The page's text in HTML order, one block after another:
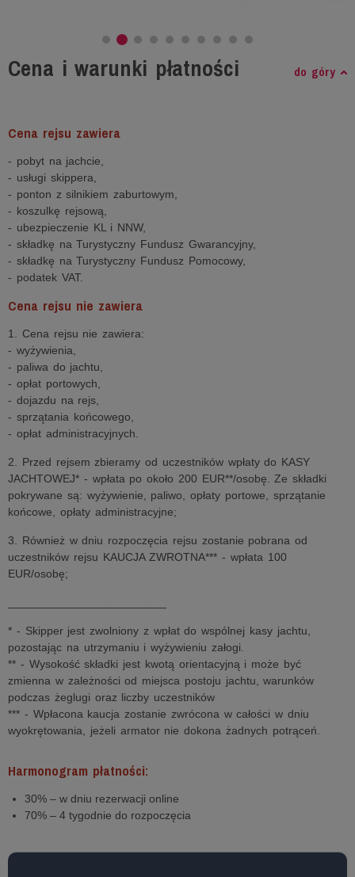
Cena i warunki płatności do góry
Cena rejsu zawiera
- pobyt na jachcie,
- usługi skippera,
- ponton z silnikiem zaburtowym,
- koszulkę rejsową,
- ubezpieczenie KL i NNW,
- składkę na Turystyczny Fundusz Gwarancyjny,
- składkę na Turystyczny Fundusz Pomocowy,
- podatek VAT.
Cena rejsu nie zawiera
1. Cena rejsu nie zawiera:
- wyżywienia,
- paliwa do jachtu,
- opłat portowych,
- dojazdu na rejs,
- sprzątania końcowego,
- opłat administracyjnych.
2. Przed rejsem zbieramy od uczestników wpłaty do KASY
JACHTOWEJ* - wpłata po około 200 EUR**/osobę. Ze składki
pokrywane są: wyżywienie, paliwo, opłaty portowe, sprzątanie
końcowe, opłaty administracyjne;
3. Również w dniu rozpoczęcia rejsu zostanie pobrana od
uczestników rejsu KAUCJA ZWROTNA*** - wpłata 100
EUR/osobę;
* - Skipper jest zwolniony z wpłat do wspólnej kasy jachtu,
pozostając na utrzymaniu i wyżywieniu załogi.
** - Wysokość składki jest kwotą orientacyjną i może być
zmienna w zależności od miejsca postoju jachtu, warunków
podczas żeglugi oraz liczby uczestników
*** - Wpłacona kaucja zostanie zwrócona w całości w dniu
wyokrętowania, jeżeli armator nie dokona żadnych potrąceń.
Harmonogram płatności:
30% – w dniu rezerwacji online
70% – 4 tygodnie do rozpoczęcia